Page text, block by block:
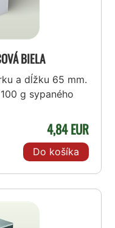
BIELA
a dĺžku 65 mm.
g sypaného
4,84 EUR
Do košíka